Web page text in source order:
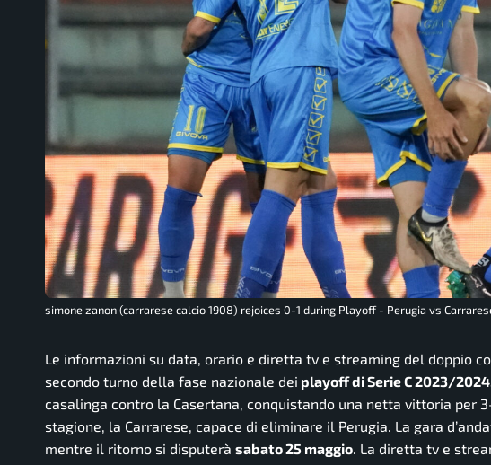
simone zanon (carrarese calcio 1908) rejoices 0-1 during Playoff - Perugia vs
Le informazioni su data, orario e diretta tv e streaming del doppio
secondo turno della fase nazionale dei playoff di Serie C 2023/
casalinga contro la Casertana, conquistando una netta vittoria per
stagione, la Carrarese, capace di eliminare il Perugia. La gara
mentre il ritorno si disputerà sabato 25 maggio . La diretta tv e